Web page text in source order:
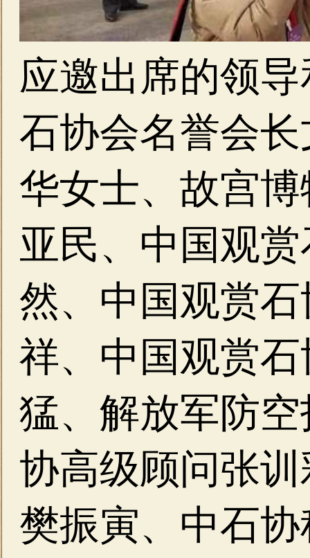
应邀出席的领
石协会名誉会
华女士、故宫
亚民、中国观
然、中国观赏
祥、中国观赏
猛、解放军防
协高级顾问张
樊振寅、中石